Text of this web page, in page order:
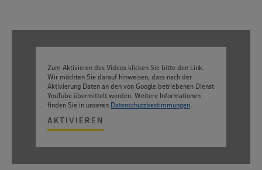
Zum Aktivieren des Videos klicken Sie bitte den Link.
Wir möchten Sie darauf hinweisen, dass nach der
Aktivierung Daten an den von Google betriebenen Dienst
YouTube übermittelt werden. Weitere Informationen
finden Sie in unseren Datenschutzbestimmungen.
AKTIVIEREN